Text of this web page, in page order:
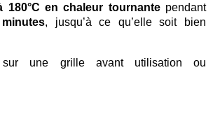
180°C en chaleur tournantependant
, jusqu’à ce qu’elle soit bien
sur une grille avant utilisation ou